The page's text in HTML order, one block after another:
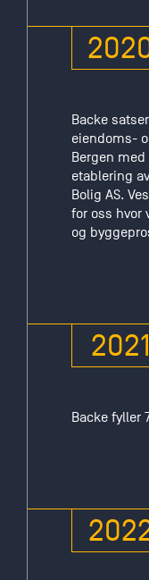
Backe
eiendoms-
Bergen
etablering
Bolig AS.
for oss hvor
og
2021
Backe fyller